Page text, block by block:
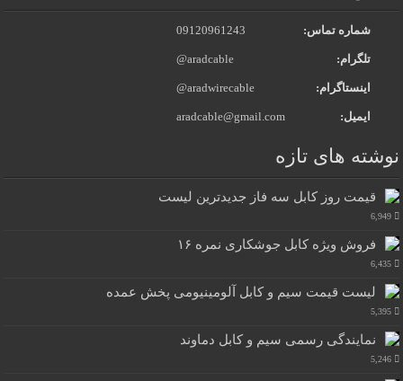
شماره تماس: 09120961243
تلگرام: @aradcable
اینستاگرام: @aradwirecable
ایمیل: aradcable@gmail.com
نوشته های تازه
قیمت روز کابل سه فاز جدیدترین لیست
6,949
فروش ویژه کابل جوشکاری نمره ۱۶
6,435
لیست قیمت سیم و کابل آلومینیومی پخش عمده
5,395
نمایندگی رسمی سیم و کابل دماوند
5,246